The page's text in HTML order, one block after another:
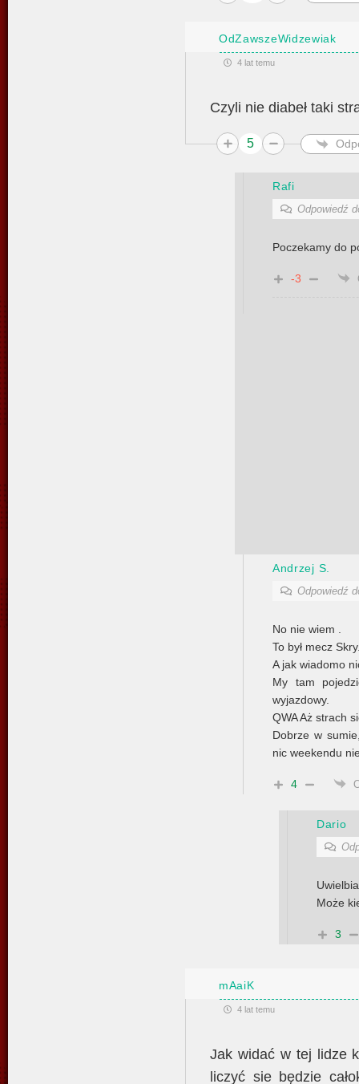
OdZawszeWidzewiak
4 lat temu
Czyli nie diabeł taki
5
Rafi
Odpowiedź
Poczekamy do
-3
Andrzej S.
Odpowiedź
No nie wiem .
To był mecz
A jak wiadomo
My tam
wyjazdowy.
QWA Aż strach
Dobrze w
nic weekendu
4
Dario
Może
3
mAaiK
4 lat temu
Jak widać w tej lidze
liczyć sie będzie